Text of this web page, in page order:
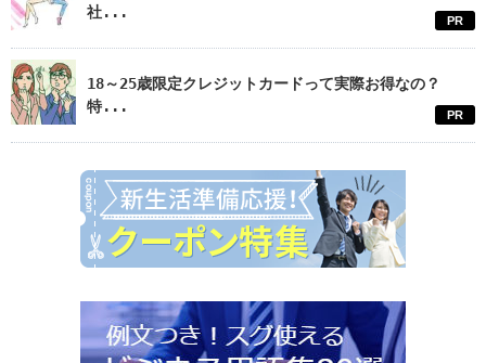
社...
PR
18～25歳限定クレジットカードって実際お得なの？
特...
PR